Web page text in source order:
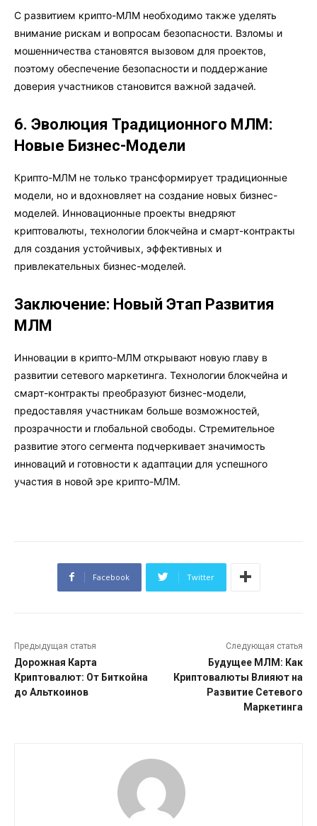
С развитием крипто-МЛМ необходимо также уделять
внимание рискам и вопросам безопасности. Взломы и
мошенничества становятся вызовом для проектов,
поэтому обеспечение безопасности и поддержание
доверия участников становится важной задачей.
6. Эволюция Традиционного МЛМ:
Новые Бизнес-Модели
Крипто-МЛМ не только трансформирует традиционные
модели, но и вдохновляет на создание новых бизнес-
моделей. Инновационные проекты внедряют
криптовалюты, технологии блокчейна и смарт-контракты
для создания устойчивых, эффективных и
привлекательных бизнес-моделей.
Заключение: Новый Этап Развития
МЛМ
Инновации в крипто-МЛМ открывают новую главу в
развитии сетевого маркетинга. Технологии блокчейна и
смарт-контракты преобразуют бизнес-модели,
предоставляя участникам больше возможностей,
прозрачности и глобальной свободы. Стремительное
развитие этого сегмента подчеркивает значимость
инноваций и готовности к адаптации для успешного
участия в новой эре крипто-МЛМ.
Facebook Twitter
Предыдущая статья
Дорожная Карта
Криптовалют: От Биткойна
до Альткоинов
Следующая статья
Будущее МЛМ: Как
Криптовалюты Влияют на
Развитие Сетевого
Маркетинга